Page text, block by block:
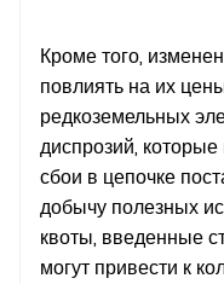
Кроме того,
повлиять на их
редкоземельных
диспрозий,
сбои в цепочке
добычу полезных
квоты, введенные
могут привести к